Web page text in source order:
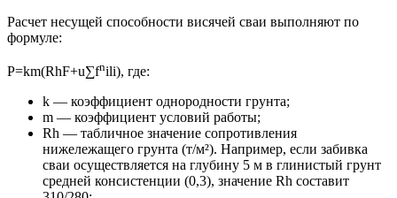
Расчет несущей способности висячей сваи выполняют по
формуле:
P=km(RhF+u∑fnili), где:
k — коэффициент однородности грунта;
m — коэффициент условий работы;
Rh — табличное значение сопротивления
нижележащего грунта (т/м²). Например, если забивка
сваи осуществляется на глубину 5 м в глинистый грунт
средней консистенции (0,3), значение Rh составит